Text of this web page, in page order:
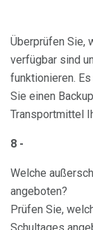
Überprüfen Sie,
verfügbar sind
funktionieren.
Sie einen
Transportmittel
8 -
Welche
angeboten?
Prüfen Sie,